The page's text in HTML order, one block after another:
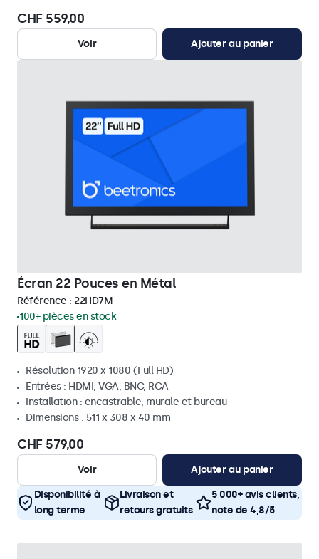
CHF 559,00
Voir Ajouter au panier
Écran 22 Pouces en Métal
Référence : 22HD7M
100+ pièces en stock
Résolution 1920 x 1080 (Full HD)
Entrées : HDMI, VGA, BNC, RCA
Installation : encastrable, murale et bureau
Dimensions : 511 x 308 x 40 mm
CHF 579,00
Voir Ajouter au panier
Disponibilité à
long terme
Livraison et
retours gratuits
5 000+ avis clients,
note de 4,8/5